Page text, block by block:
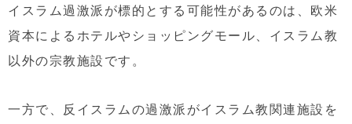
イスラム過激派が標的とする可能性があるのは、欧米
資本によるホテルやショッピングモール、イスラム教
以外の宗教施設です。
一方で、反イスラムの過激派がイスラム教関連施設を